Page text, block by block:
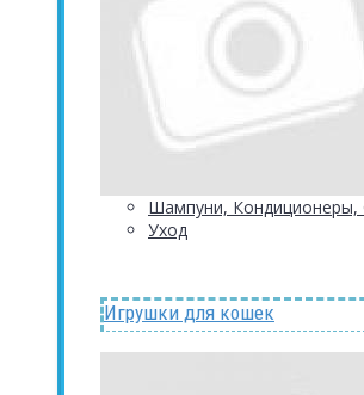
Шампуни, Кондиционеры,
Уход
Игрушки для кошек